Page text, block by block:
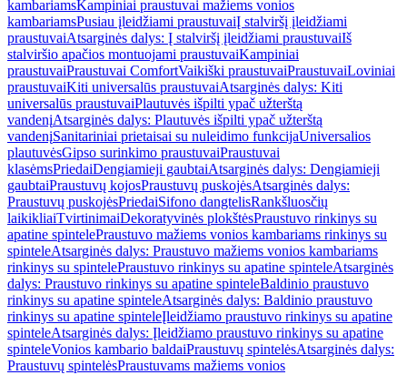
kambariamsKampiniai praustuvai mažiems vonios
kambariamsPusiau įleidžiami praustuvaiĮ stalviršį įleidžiami
praustuvaiAtsarginės dalys: Į stalviršį įleidžiami praustuvaiIš
stalviršio apačios montuojami praustuvaiKampiniai
praustuvaiPraustuvai ComfortVaikiški praustuvaiPraustuvaiLoviniai
praustuvaiKiti universalūs praustuvaiAtsarginės dalys: Kiti
universalūs praustuvaiPlautuvės išpilti ypač užterštą
vandenįAtsarginės dalys: Plautuvės išpilti ypač užterštą
vandenįSanitariniai prietaisai su nuleidimo funkcijaUniversalios
plautuvėsGipso surinkimo praustuvaiPraustuvai
klasėmsPriedaiDengiamieji gaubtaiAtsarginės dalys: Dengiamieji
gaubtaiPraustuvų kojosPraustuvų puskojėsAtsarginės dalys:
Praustuvų puskojėsPriedaiSifono dangtelisRankšluosčių
laikikliaiTvirtinimaiDekoratyvinės plokštėsPraustuvo rinkinys su
apatine spintelePraustuvo mažiems vonios kambariams rinkinys su
spinteleAtsarginės dalys: Praustuvo mažiems vonios kambariams
rinkinys su spintelePraustuvo rinkinys su apatine spinteleAtsarginės
dalys: Praustuvo rinkinys su apatine spinteleBaldinio praustuvo
rinkinys su apatine spinteleAtsarginės dalys: Baldinio praustuvo
rinkinys su apatine spinteleĮleidžiamo praustuvo rinkinys su apatine
spinteleAtsarginės dalys: Įleidžiamo praustuvo rinkinys su apatine
spinteleVonios kambario baldaiPraustuvų spintelėsAtsarginės dalys:
Praustuvų spintelėsPraustuvams mažiems vonios